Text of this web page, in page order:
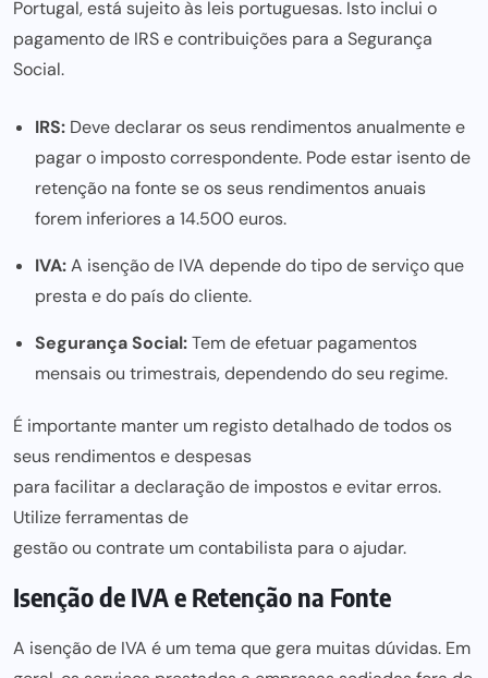
Portugal, está sujeito às leis portuguesas. Isto inclui o
pagamento de IRS e contribuições para a Segurança
Social.
IRS: Deve declarar os seus rendimentos anualmente e
pagar o imposto correspondente. Pode estar isento de
retenção na fonte se os seus rendimentos anuais
forem inferiores a 14.500 euros.
IVA:A isenção de IVA depende do tipo de serviço que
presta e do país do cliente.
Segurança Social:Tem de efetuar pagamentos
mensais ou trimestrais, dependendo do seu regime.
É importante manter um registo detalhado de todos os
seus rendimentos e despesas
para facilitar a declaração de impostos e evitarerros.
Utilize ferramentas de
gestão ou contrate um contabilista para o ajudar.
Isenção de IVA e Retenção na Fonte
A isenção de IVA é um tema que gera muitas dúvidas. Em